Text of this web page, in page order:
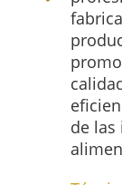
de las